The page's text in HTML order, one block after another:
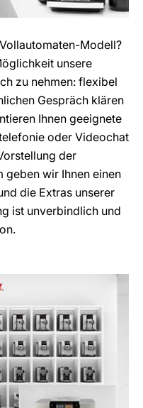
Modell?
unsere
zu nehmen: flexibel
Gespräch klären
Ihnen geeignete
oder Videochat
der
geben wir Ihnen einen
die Extras unserer
ist unverbindlich und